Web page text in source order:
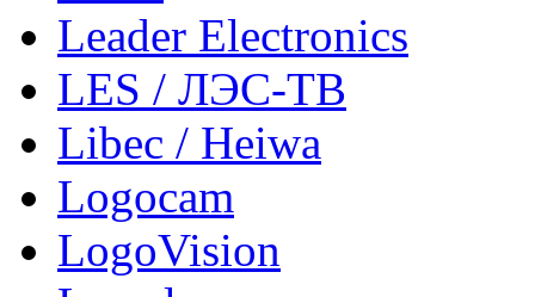
Leader Electronics
LES / ЛЭС-ТВ
Libec / Heiwa
Logocam
LogoVision